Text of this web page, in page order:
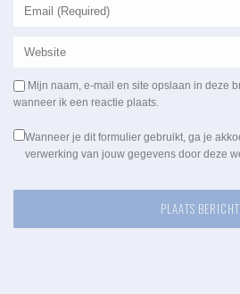
Mijn naam, e-mail en site opslaan in deze
wanneer ik een reactie plaats.
Wanneer je dit formulier gebruikt, ga je
verwerking van jouw gegevens door deze